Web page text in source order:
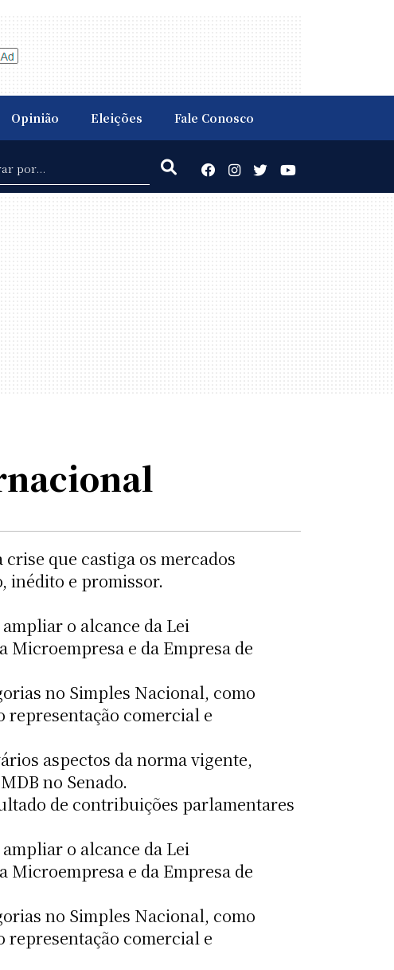
Opinião Eleições Fale Conosco
crise que castiga os mercados
inédito e promissor.
o alcance da Lei
Microempresa e da Empresa de
no Simples Nacional, como
representação comercial e
aspectos da norma vigente,
no Senado.
de contribuições parlamentares
o alcance da Lei
Microempresa e da Empresa de
no Simples Nacional, como
representação comercial e